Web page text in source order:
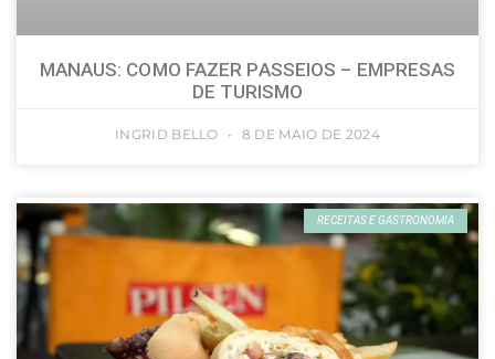
MANAUS: COMO FAZER PASSEIOS – EMPRESAS
DE TURISMO
INGRID BELLO 8 DE MAIO DE 2024
RECEITAS E GASTRONOMIA